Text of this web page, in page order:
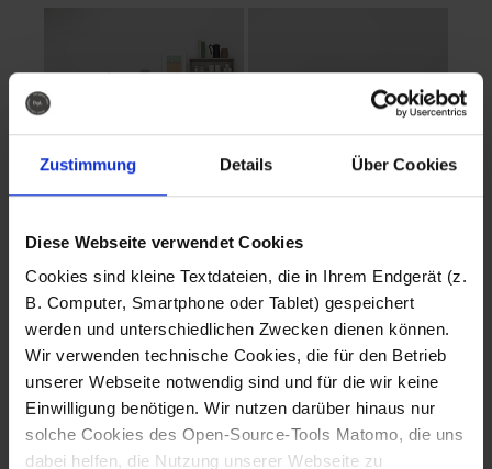
Zustimmung Details Über Cookies
Diese Webseite verwendet Cookies
Cookies sind kleine Textdateien, die in Ihrem Endgerät (z.
B. Computer, Smartphone oder Tablet) gespeichert
werden und unterschiedlichen Zwecken dienen können.
Wir verwenden technische Cookies, die für den Betrieb
unserer Webseite notwendig sind und für die wir keine
Einwilligung benötigen. Wir nutzen darüber hinaus nur
solche Cookies des Open-Source-Tools Matomo, die uns
dabei helfen, die Nutzung unserer Webseite zu
Fotografo: Lorenz
Sternbach
Download
Fotografo: Lorenz
Sternbach
Download